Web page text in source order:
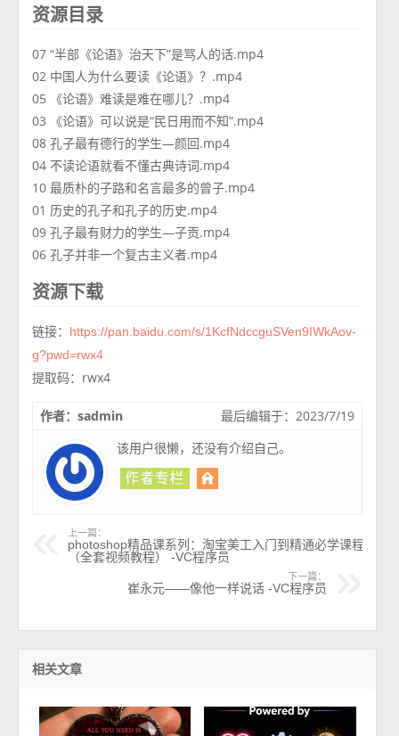
资源目录
07 “半部《论语》治天下”是骂人的话.mp4
02 中国人为什么要读《论语》？.mp4
05 《论语》难读是难在哪儿？.mp4
03 《论语》可以说是“民日用而不知”.mp4
08 孔子最有德行的学生—颜回.mp4
04 不读论语就看不懂古典诗词.mp4
10 最质朴的子路和名言最多的曾子.mp4
01 历史的孔子和孔子的历史.mp4
09 孔子最有财力的学生—子贡.mp4
06 孔子并非一个复古主义者.mp4
资源下载
链接：
https://pan.baidu.com/s/1KcfNdccguSVen9IWkAov-
g?pwd=rwx4
提取码：rwx4
最后编辑于：2023/7/19
作者：sadmin
该用户很懒，还没有介绍自己。
上一篇：
photoshop精品课系列：淘宝美工入门到精通必学课程
（全套视频教程） -VC程序员
下一篇：
崔永元——像他一样说话 -VC程序员
相关文章